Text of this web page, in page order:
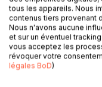
après la mort de son
siens ; elle accepte
dans une famille
d'engagement sans
apprend quelque
qu'elle est
tous les appareils. Nous
contenus tiers provenant
Nous n'avons aucune
et sur un éventuel
vous acceptez les
révoquer votre
légales BoD)